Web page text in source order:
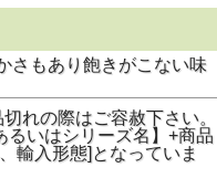
さもあり飽きがこない味
れの際はご容赦下さい。
るいはシリーズ名】+商品
輸入形態]となっていま